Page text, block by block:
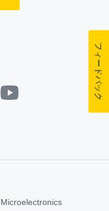
フィードバック